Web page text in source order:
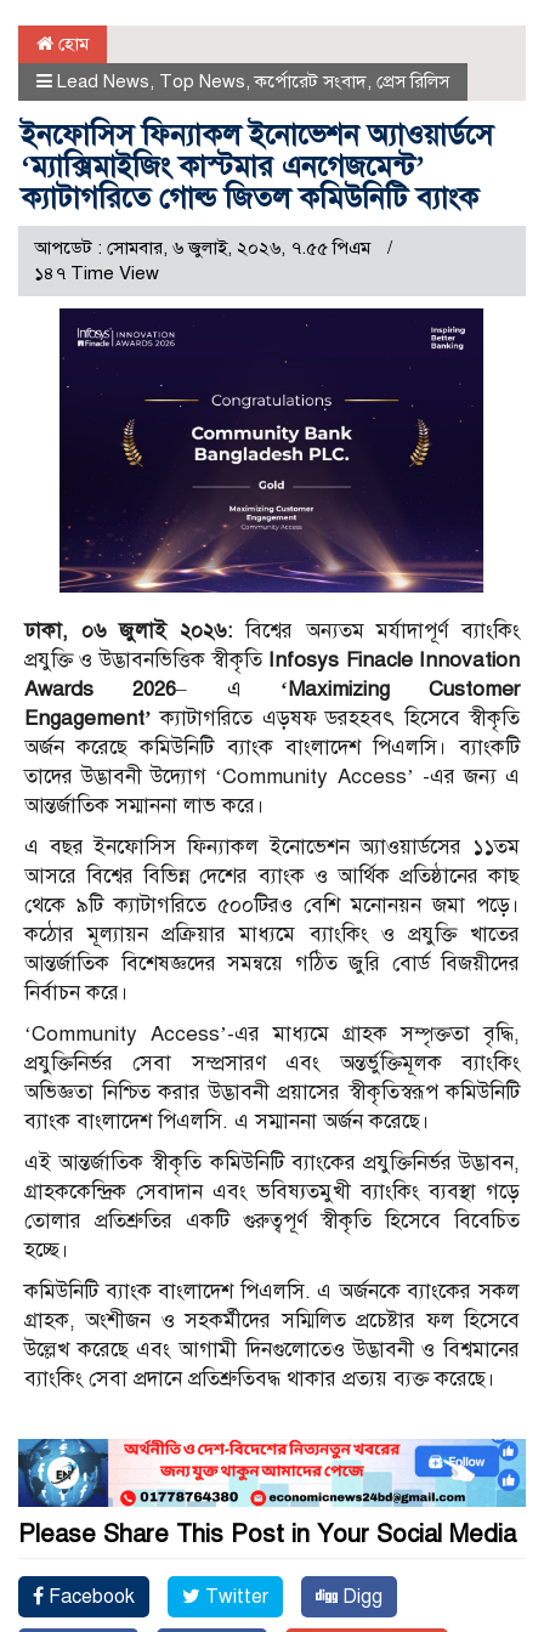
হোম
Lead News Top News ,কর্পোরেট সংবাদ প্রেস রিলিস
ইনফোসিস ফিন্যাকল ইনোভেশন অ্যাওয়ার্ডসে
‘ম্যাক্সিমাইজিং কাস্টমার এনগেজমেন্ট’
ক্যাটাগরিতে গোল্ড জিতল কমিউনিটি ব্যাংক
আপডেট : সোমবার, ৬ জুলাই, ২০২৬, ৭.৫৫ পিএম
১৪৭ Time View
ঢাকা, ০৬ জুলাই ২০২৬: বিশ্বের অন্যতম মর্যাদাপূর্ণ ব্যাংকিং
প্রযুক্তি ও উদ্ভাবনভিত্তিক স্বীকৃতি Infosys Finacle Innovation
Awards2026– এ ‘Maximizing Customer
Engagement’ক্যাটাগরিতে এড়ষফ ডরহহবৎ হিসেবে স্বীকৃতি
অর্জন করেছে কমিউনিটি ব্যাংক বাংলাদেশ পিএলসি। ব্যাংকটি
তাদের উদ্ভাবনী উদ্যোগ ‘Community Access’ -এর জন্য এ
আন্তর্জাতিক সম্মাননা লাভ করে।
এ বছর ইনফোসিস ফিন্যাকল ইনোভেশন অ্যাওয়ার্ডসের ১১তম
আসরে বিশ্বের বিভিন্ন দেশের ব্যাংক ও আর্থিক প্রতিষ্ঠানের কাছ
থেকে ৯টি ক্যাটাগরিতে ৫০০টিরও বেশি মনোনয়ন জমা পড়ে।
কঠোর মূল্যায়ন প্রক্রিয়ার মাধ্যমে ব্যাংকিং ও প্রযুক্তি খাতের
আন্তর্জাতিক বিশেষজ্ঞদের সমন্বয়ে গঠিত জুরি বোর্ড বিজয়ীদের
নির্বাচন করে।
‘Community Access’-এর মাধ্যমে গ্রাহক সম্পৃক্ততা বৃদ্ধি,
প্রযুক্তিনির্ভর সেবা সম্প্রসারণ এবং অন্তর্ভুক্তিমূলক ব্যাংকিং
অভিজ্ঞতা নিশ্চিত করার উদ্ভাবনী প্রয়াসের স্বীকৃতিস্বরূপ কমিউনিটি
ব্যাংক বাংলাদেশ পিএলসি. এ সম্মাননা অর্জন করেছে।
এই আন্তর্জাতিক স্বীকৃতি কমিউনিটি ব্যাংকের প্রযুক্তিনির্ভর উদ্ভাবন,
গ্রাহককেন্দ্রিক সেবাদান এবং ভবিষ্যতমুখী ব্যাংকিং ব্যবস্থা গড়ে
তোলার প্রতিশ্রুতির একটি গুরুত্বপূর্ণ স্বীকৃতি হিসেবে বিবেচিত
হচ্ছে।
কমিউনিটি ব্যাংক বাংলাদেশ পিএলসি. এ অর্জনকে ব্যাংকের সকল
গ্রাহক, অংশীজন ও সহকর্মীদের সম্মিলিত প্রচেষ্টার ফল হিসেবে
উল্লেখ করেছে এবং আগামী দিনগুলোতেও উদ্ভাবনী ও বিশ্বমানের
ব্যাংকিং সেবা প্রদানে প্রতিশ্রুতিবদ্ধ থাকার প্রত্যয় ব্যক্ত করেছে।
Please Share This Post in Your Social Media
Facebook Twitter Digg